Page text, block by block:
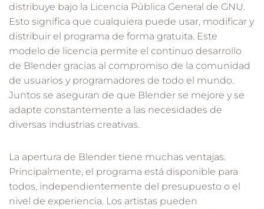
distribuye bajo la Licencia Pública General de GNU.
Esto significa que cualquiera puede usar, modificar y
distribuir el programa de forma gratuita. Este
modelo de licencia permite el continuo desarrollo
de Blender gracias al compromiso de la comunidad
de usuarios y programadores de todo el mundo.
Juntos se aseguran de que Blender se mejore y se
adapte constantemente a las necesidades de
diversas industrias creativas.
La apertura de Blender tiene muchas ventajas.
Principalmente, el programa está disponible para
todos, independientemente del presupuesto o el
nivel de experiencia. Los artistas pueden